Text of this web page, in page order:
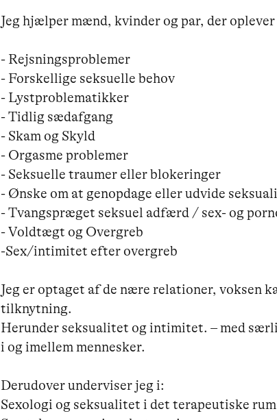
Jeg hjælper mænd, kvinder og par, der
- Rejsningsproblemer
- Forskellige seksuelle behov
- Lystproblematikker
- Tidlig sædafgang
- Skam og Skyld
- Orgasme problemer
- Seksuelle traumer eller blokeringer
- Ønske om at genopdage eller udvide
- Tvangspræget seksuel adfærd / sex- og
- Voldtægt og Overgreb
-Sex/intimitet efter overgreb
Jeg er optaget af de nære relationer,
tilknytning.
Herunder seksualitet og intimitet. – med
i og imellem mennesker.
Derudover underviser jeg i:
Sexologi og seksualitet i det terapeutiske rum